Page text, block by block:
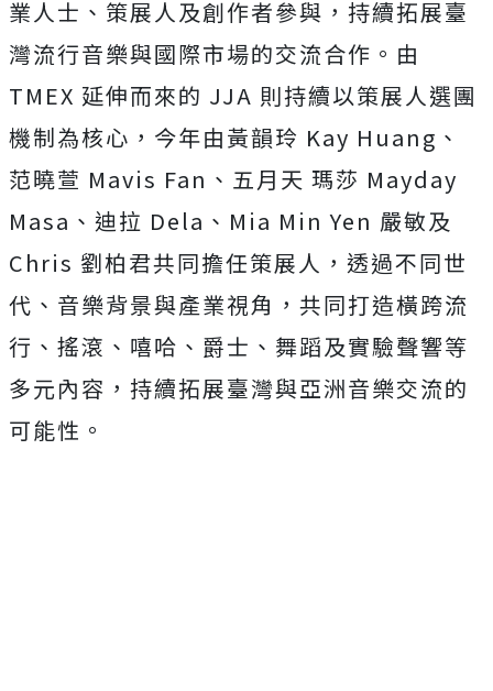
業人士、策展人及創作者參與，持續拓展臺
灣流行音樂與國際市場的交流合作。由
TMEX 延伸而來的 JJA 則持續以策展人選團
機制為核心，今年由黃韻玲 Kay Huang、
范曉萱 Mavis Fan、五月天 瑪莎 Mayday
Masa、迪拉 Dela、Mia Min Yen 嚴敏及
Chris 劉柏君共同擔任策展人，透過不同世
代、音樂背景與產業視角，共同打造橫跨流
行、搖滾、嘻哈、爵士、舞蹈及實驗聲響等
多元內容，持續拓展臺灣與亞洲音樂交流的
可能性。